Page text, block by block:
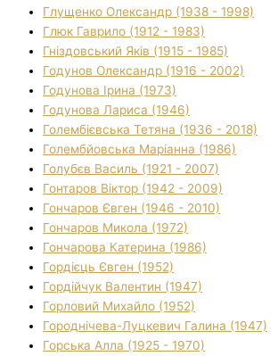
Глущенко Олександр (1938 - 1998)
Глюк Гаврило (1912 - 1983)
Гніздовський Яків (1915 - 1985)
Годунов Олександр (1916 - 2002)
Годунова Ірина (1973)
Годунова Лариса (1946)
Голембієвська Тетяна (1936 - 2018)
Голембйовська Маріанна (1986)
Голубєв Василь (1921 - 2007)
Гонтаров Віктор (1942 - 2009)
Гончаров Євген (1946 - 2010)
Гончаров Микола (1972)
Гончарова Катерина (1986)
Гордієць Євген (1952)
Гордійчук Валентин (1947)
Горловий Михайло (1952)
Городнічева-Луцкевич Галина (1947)
Горська Алла (1925 - 1970)